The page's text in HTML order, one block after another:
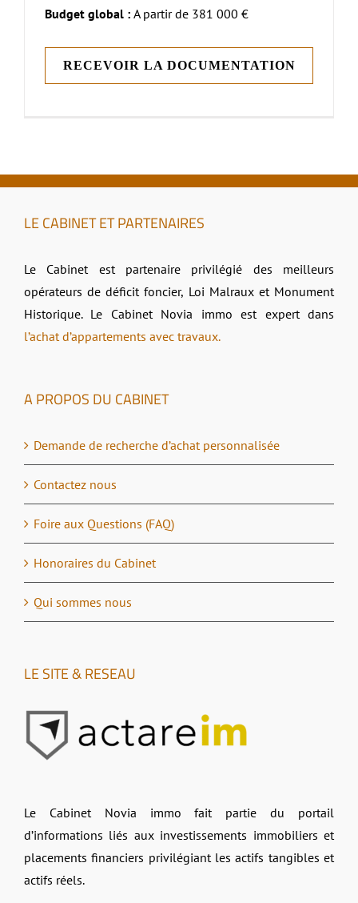
Budget global : A partir de 381 000 €
RECEVOIR LA DOCUMENTATION
LE CABINET ET PARTENAIRES
Le Cabinet est partenaire privilégié des meilleurs
opérateurs de déficit foncier, Loi Malraux et Monument
Historique. Le Cabinet Novia immo est expert dans
l’achat d’appartements avec travaux.
A PROPOS DU CABINET
Demande de recherche d’achat personnalisée
Contactez nous
Foire aux Questions (FAQ)
Honoraires du Cabinet
Qui sommes nous
LE SITE & RESEAU
Le Cabinet Novia immo fait partie du portail
d’informations liés aux investissements immobiliers et
placements financiers privilégiant les actifs tangibles et
actifs réels.